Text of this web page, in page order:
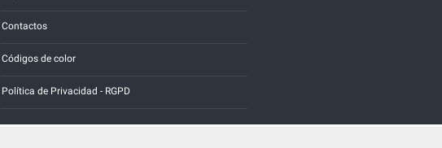
Contactos
Códigos de color
Política de Privacidad - RGPD